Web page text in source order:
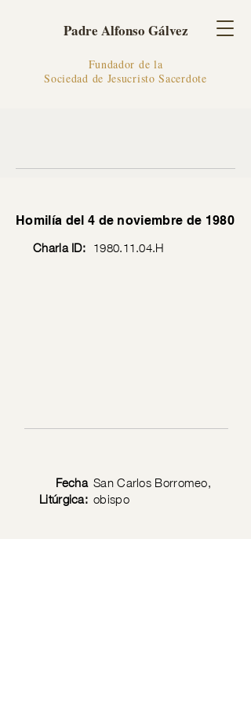
Padre Alfonso Gálvez
Fundador de la
Sociedad de Jesucristo Sacerdote
Homilía del 4 de noviembre de 1980
Charla ID: 1980.11.04.H
Fecha
Litúrgica:
San Carlos Borromeo,
obispo